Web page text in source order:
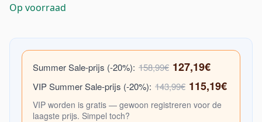
Op voorraad
Summer Sale-prijs (-20%): 158,99€ 127,19€
VIP Summer Sale-prijs (-20%): 143,99€ 115,19€
VIP worden is gratis — gewoon registreren voor de
laagste prijs. Simpel toch?